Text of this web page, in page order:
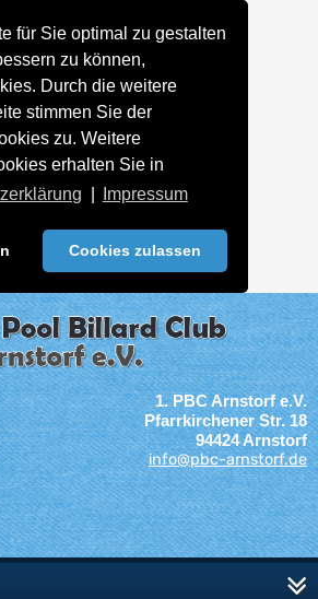
für Sie optimal zu gestalten
zu können,
Durch die weitere
stimmen Sie der
zu. Weitere
erhalten Sie in
Impressum
Cookies zulassen
1. PBC Arnstorf e.V.
Pfarrkirchener Str. 18
94424 Arnstorf
info@pbc-arnstorf.de